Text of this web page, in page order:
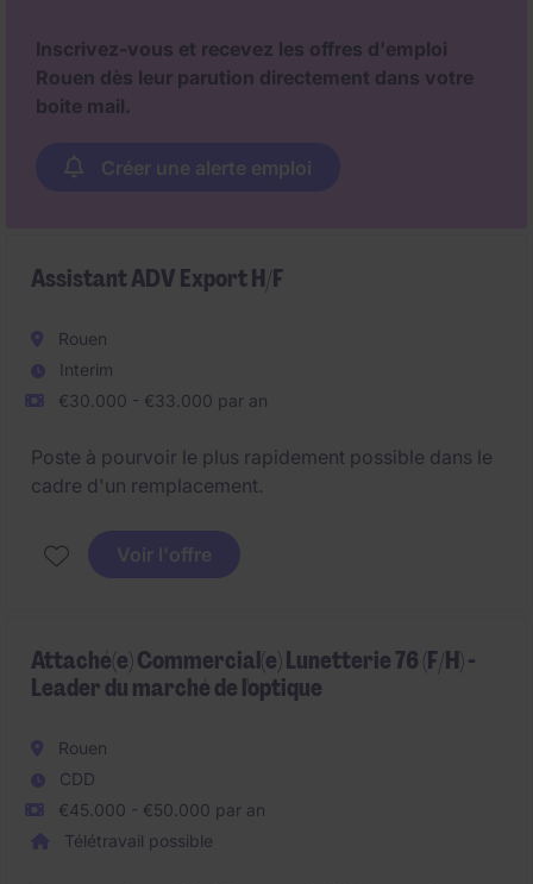
de projets.
Inscrivez-vous et recevez les offres d'emploi
Rouen dès leur parution directement dans votre
boite mail.
Créer une alerte emploi
Assistant ADV Export H/F
Rouen
Interim
€30.000 - €33.000 par an
Poste à pourvoir le plus rapidement possible dans le
cadre d'un remplacement.
Voir l'offre
Attaché(e) Commercial(e) Lunetterie 76 (F/H) -
Leader du marché de l'optique
Rouen
CDD
€45.000 - €50.000 par an
Télétravail possible